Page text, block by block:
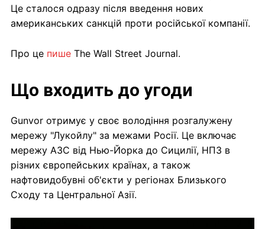
Це сталося одразу після введення нових
американських санкцій проти російської компанії.
Про це пише The Wall Street Journal.
Що входить до угоди
Gunvor отримує у своє володіння розгалужену
мережу "Лукойлу" за межами Росії. Це включає
мережу АЗС від Нью-Йорка до Сицилії, НПЗ в
різних європейських країнах, а також
нафтовидобувні об'єкти у регіонах Близького
Сходу та Центральної Азії.